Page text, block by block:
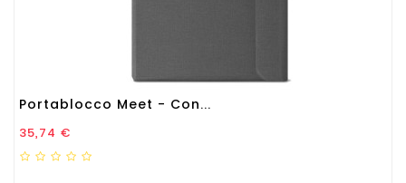
Portablocco Meet - Con...
Prezzo
35,74 €